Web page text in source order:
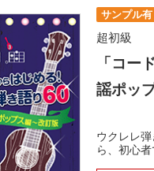
サンプル有
超初級
「コー
謡ポッ
ウクレレ
ら、初心